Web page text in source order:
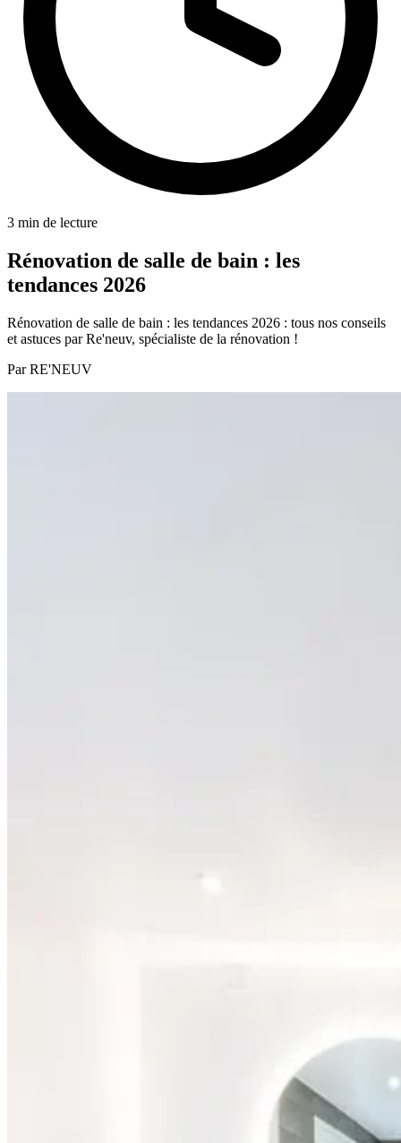
3 min de lecture
Rénovation de salle de bain : les
tendances 2026
Rénovation de salle de bain : les tendances 2026 : tous nos conseils
et astuces par Re'neuv, spécialiste de la rénovation !
ParRE'NEUV